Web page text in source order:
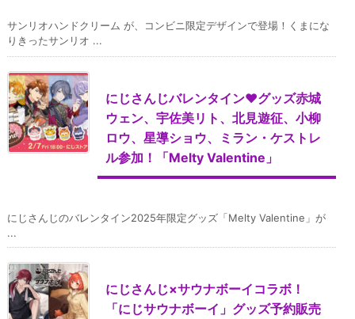
サンリオハンドクリーム が、コンビニ限定デザインで登場！くまにな
りきったサンリオ ...
にじさんじバレンタイン♥グッズ赤城
ウェン、宇佐美リト、北見遊征、小柳
ロウ、星導ショウ、ミラン・ケストレ
ル参加！「Melty Valentine」
にじさんじのバレンタイン2025年限定グッズ「Melty Valentine」が
...
にじさんじ×サウナボーイコラボ！
「にじサウナボーイ」グッズ予約販売